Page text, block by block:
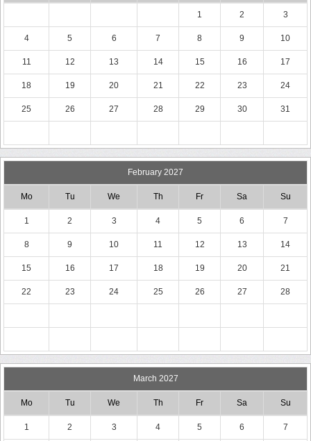
1 2 3
4 5 6 7 8 9 10
11 12 13 14 15 16 17
18 19 20 21 22 23 24
25 26 27 28 29 30 31
February 2027
Mo Tu We Th Fr Sa Su
1 2 3 4 5 6 7
8 9 10 11 12 13 14
15 16 17 18 19 20 21
22 23 24 25 26 27 28
March 2027
Mo Tu We Th Fr Sa Su
1 2 3 4 5 6 7